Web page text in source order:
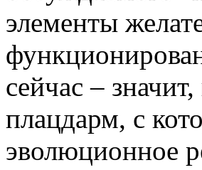
элементы
сейчас –
плацдарм, с
эволюционное